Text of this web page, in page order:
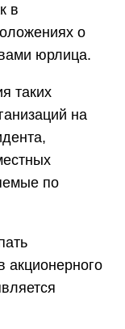
в
о
юрлица.
таких
на
по
акционерного